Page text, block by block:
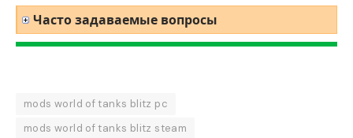
Часто задаваемые вопросы
mods world of tanks blitz pc
mods world of tanks blitz steam